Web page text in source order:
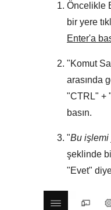
Öncelikle
bir yere
Enter'a
"Komut
arasında
"CTRL" + "
basın.
"Bu işlemi
şeklinde
"Evet"